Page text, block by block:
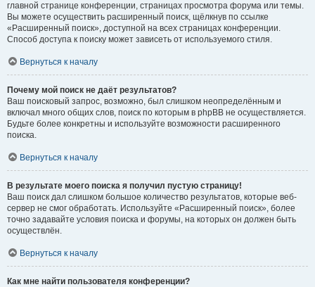
главной странице конференции, страницах просмотра форума или темы.
Вы можете осуществить расширенный поиск, щёлкнув по ссылке
«Расширенный поиск», доступной на всех страницах конференции.
Способ доступа к поиску может зависеть от используемого стиля.
Вернуться к началу
Почему мой поиск не даёт результатов?
Ваш поисковый запрос, возможно, был слишком неопределённым и
включал много общих слов, поиск по которым в phpBB не осуществляется.
Будьте более конкретны и используйте возможности расширенного
поиска.
Вернуться к началу
В результате моего поиска я получил пустую страницу!
Ваш поиск дал слишком большое количество результатов, которые веб-
сервер не смог обработать. Используйте «Расширенный поиск», более
точно задавайте условия поиска и форумы, на которых он должен быть
осуществлён.
Вернуться к началу
Как мне найти пользователя конференции?